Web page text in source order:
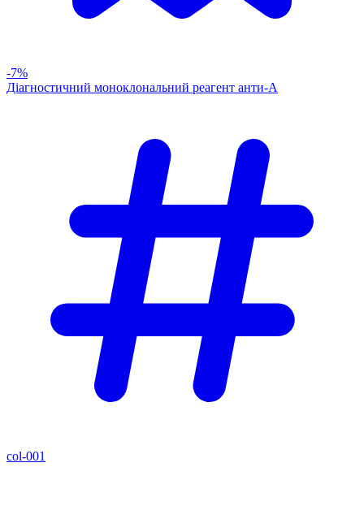
-7%
Діагностичний моноклональний реагент анти-А
col-001